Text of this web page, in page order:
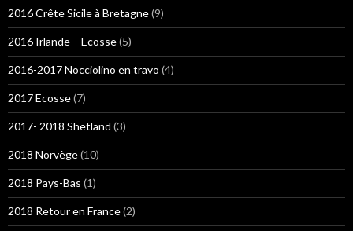
2016 Crête Sicile à Bretagne(9)
2016 Irlande – Ecosse(5)
2016-2017 Nocciolino en travo (4)
2017 Ecosse(7)
2017- 2018 Shetland (3)
2018 Norvège(10)
2018 Pays-Bas (1)
2018 Retour en France(2)